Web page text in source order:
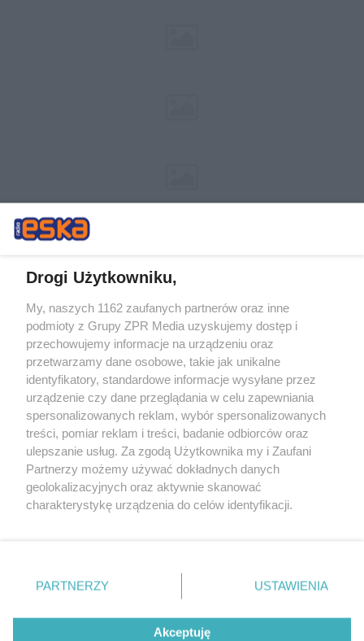
Żaden utwór zamieszczony w serwisie nie może być powielany i
rozpowszechniany lub dalej rozpowszechniany w jakikolwiek sposób (w
tym także elektroniczny lub mechaniczny) na jakimkolwiek polu
eksploatacji w jakiejkolwiek formie, włącznie z umieszczaniem w
Internecie bez pisemnej zgody właściciela praw. Jakiekolwiek użycie lub
wykorzystanie utworów w całości lub w części z naruszeniem prawa,
tzn. bez właściwej zgody, jest zabronione pod groźbą kary i może być
ścigane prawnie.
© 2026 Grupa ZPR Media
Drogi Użytkowniku,
My, naszych 1162 zaufanych partnerów oraz inne
podmioty z Grupy ZPR Media uzyskujemy dostęp i
przechowujemy informacje na urządzeniu oraz
przetwarzamy dane osobowe, takie jak unikalne
identyfikatory, standardowe informacje wysyłane przez
urządzenie czy dane przeglądania w celu zapewniania
spersonalizowanych reklam, wybór spersonalizowanych
treści, pomiar reklam i treści, badanie odbiorców oraz
ulepszanie usług. Za zgodą Użytkownika my i Zaufani
Partnerzy możemy używać dokładnych danych
geolokalizacyjnych oraz aktywnie skanować
charakterystykę urządzenia do celów identyfikacji.
zmienić/wycofać klikając przycisk ustawień prywatności
znajdujący się w lewym dolnym rogu strony
rodzaje przetwarzania danych nie wymagają zgody
użytkownika, ale masz prawo sprzeciwić się takiemu
PARTNERZY USTAWIENIA
Akceptuję